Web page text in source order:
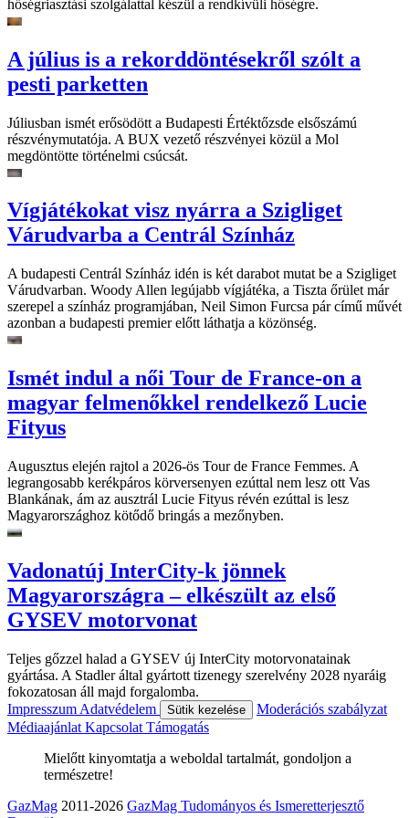
hőségriasztási szolgálattal készül a rendkívüli hőségre.
A július is a rekorddöntésekről szólt a
pesti parketten
Júliusban ismét erősödött a Budapesti Értéktőzsde elsőszámú
részvénymutatója. A BUX vezető részvényei közül a Mol
megdöntötte történelmi csúcsát.
Vígjátékokat visz nyárra a Szigliget
Várudvarba a Centrál Színház
A budapesti Centrál Színház idén is két darabot mutat be a Szigliget
Várudvarban. Woody Allen legújabb vígjátéka, a Tiszta őrület már
szerepel a színház programjában, Neil Simon Furcsa pár című művét
azonban a budapesti premier előtt láthatja a közönség.
Ismét indul a női Tour de France-on a
magyar felmenőkkel rendelkező Lucie
Fityus
Augusztus elején rajtol a 2026-ös Tour de France Femmes. A
legrangosabb kerékpáros körversenyen ezúttal nem lesz ott Vas
Blankának, ám az ausztrál Lucie Fityus révén ezúttal is lesz
Magyarországhoz kötődő bringás a mezőnyben.
Vadonatúj InterCity-k jönnek
Magyarországra – elkészült az első
GYSEV motorvonat
Teljes gőzzel halad a GYSEV új InterCity motorvonatainak
gyártása. A Stadler által gyártott tizenegy szerelvény 2028 nyaráig
fokozatosan áll majd forgalomba.
Impresszum Adatvédelem Sütik kezelése
Moderációs szabályzat
Médiaajánlat Kapcsolat Támogatás
Mielőtt kinyomtatja a weboldal tartalmát, gondoljon a
természetre!
GazMag 2011-2026 GazMag Tudományos és Ismeretterjesztő